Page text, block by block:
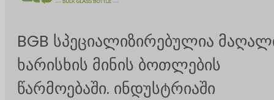
BGB სპეციალიზირებულია
ხარისხის მინის ბოთლების
წარმოებაში. ინდუსტრიაში